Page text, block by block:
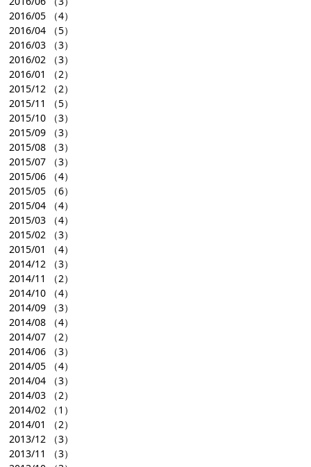
2016/05 （4）
2016/04 （5）
2016/03 （3）
2016/02 （3）
2016/01
（2）
2015/12 （2）
2015/11
（5）
2015/10 （3）
2015/09 （3）
2015/08 （3）
2015/07 （3）
2015/06 （4）
2015/05 （6）
2015/04 （4）
2015/03 （4）
2015/02 （3）
2015/01
（4）
2014/12 （3）
2014/11
（2）
2014/10 （4）
2014/09 （3）
2014/08 （4）
2014/07 （2）
2014/06 （3）
2014/05 （4）
2014/04 （3）
2014/03 （2）
2014/02 （1）
2014/01
（2）
2013/12 （3）
2013/11
（3）